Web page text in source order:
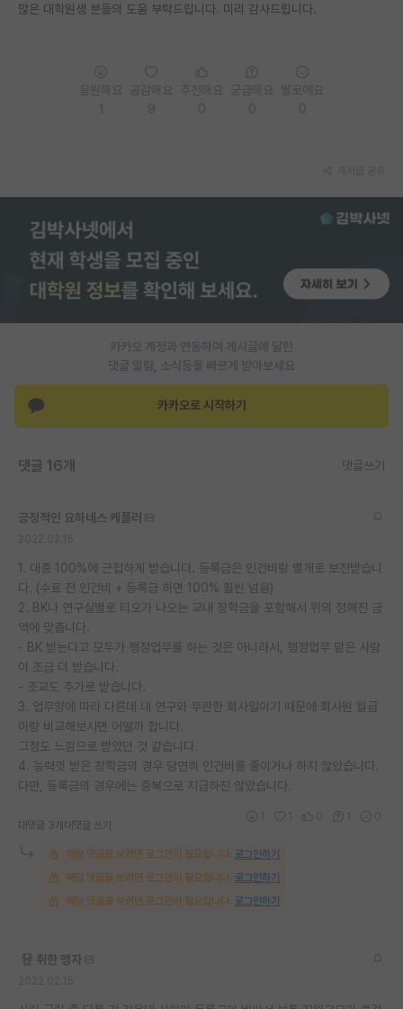
많은 대학원생 분들의 도움 부탁드립니다. 미리 감사드립니다.
카카오 계정과 연동하여 게시글에 달린
댓글 알람, 소식등을 빠르게 받아보세요
카카오로 시작하기
댓글 16개 댓글쓰기
긍정적인 요하네스 케플러
1. 대충 100%에 근접하게 받습니다. 등록금은 인건비랑 별개로 보전받습니
다. (수료 전 인건비 + 등록금 하면 100% 훨씬 넘음)
2. BK나 연구실별로 티오가 나오는 교내 장학금을 포함해서 위의 정해진 금
액에 맞춥니다.
- BK 받는다고 모두가 행정업무를 하는 것은 아니라서, 행정업무 맡은 사람
이 조금 더 받습니다.
- 조교도 추가로 받습니다.
3. 업무양에 따라 다른데 내 연구와 무관한 회사일이기 때문에 회사원 월급
이랑 비교해보시면 어떨까 합니다.
그정도 느낌으로 받았던 것 같습니다.
4. 능력껏 받은 장학금의 경우 당연히 인건비를 줄이거나 하지 않았습니다.
다만, 등록금의 경우에는 중복으로 지급하진 않았습니다.
대댓글 3개 대댓글 쓰기
해당 댓글을 보려면 로그인이 필요합니다. 로그인하기
해당 댓글을 보려면 로그인이 필요합니다. 로그인하기
해당 댓글을 보려면 로그인이 필요합니다. 로그인하기
취한 맹자